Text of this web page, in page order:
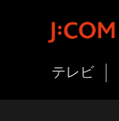
テレビ